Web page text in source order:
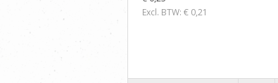
Excl. BTW: € 0,21